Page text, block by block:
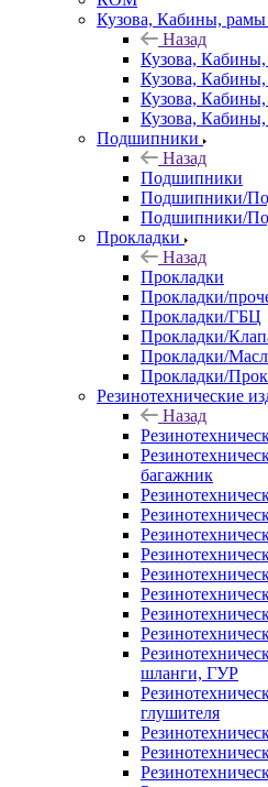
Кузова, Кабины, рамы
Назад
Кузова,
Кузова,
Кузова,
Кузова,
Подшипники
Назад
Подшипники
Подшипники/
Подшипники/
Прокладки
Назад
Прокладки
Прокладки/
Прокладки/ГБЦ
Прокладки/
Прокладки/
Прокладки/
Резинотехнические
Назад
багажник
шланги, ГУР
глушителя